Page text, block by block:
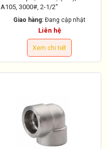
A105, 3000#, 2-1/2"
Giao hàng: Đang cập nhật
Liên hệ
Xem chi tiết